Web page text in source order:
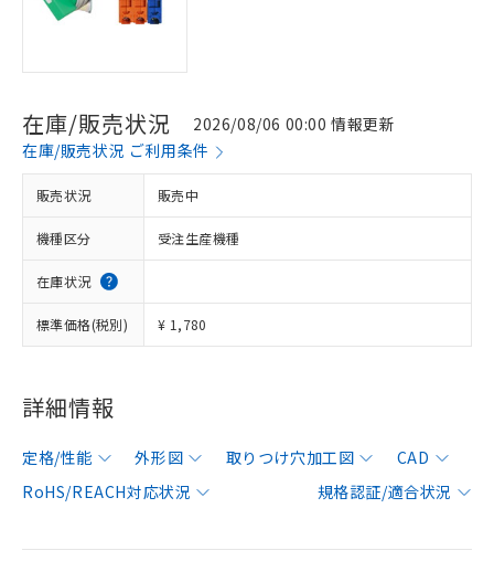
在庫/販売状況
2026/08/06 00:00 情報更新
在庫/販売状況 ご利用条件
販売状況 販売中
機種区分 受注生産機種
在庫状況
標準価格(税別) ¥ 1,780
詳細情報
定格/性能 外形図 取りつけ穴加工図
CAD
RoHS/REACH対応状況
規格認証/適合状況